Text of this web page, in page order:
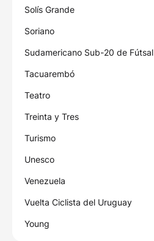
Solís Grande
Soriano
Sudamericano Sub-20 de Fútsal
Tacuarembó
Teatro
Treinta y Tres
Turismo
Unesco
Venezuela
Vuelta Ciclista del Uruguay
Young